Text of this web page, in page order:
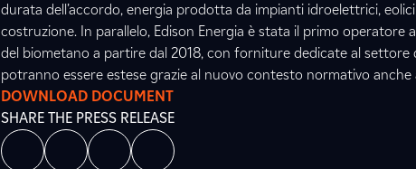
durata dell’accordo, energia prodotta da impianti idroelettrici,
costruzione. In parallelo, Edison Energia è stata il primo operatore
del biometano a partire dal 2018, con forniture dedicate al
potranno essere estese grazie al nuovo contesto normativo anche
DOWNLOAD DOCUMENT
SHARE THE PRESS RELEASE